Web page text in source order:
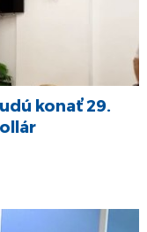
konať 29.